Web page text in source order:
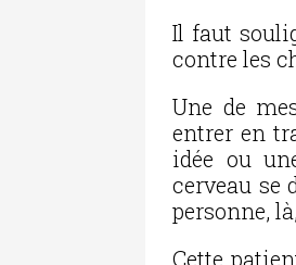
Il faut
contre les
Une de
entrer en
idée ou
cerveau se
personne,
Cette